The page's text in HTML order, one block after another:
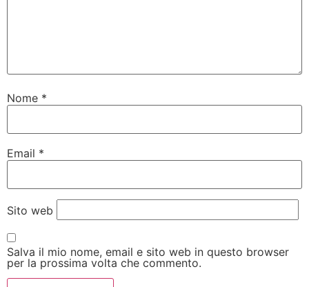
Nome *
Email *
Sito web
Salva il mio nome, email e sito web in questo browser
per la prossima volta che commento.